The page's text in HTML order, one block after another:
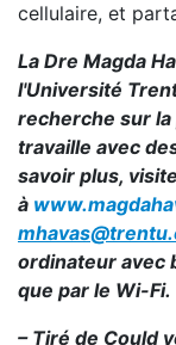
cellulaire, et
La Dre Magda
l'Université
recherche sur
travaille avec
savoir plus,
à
ordinateur avec
que par le Wi-Fi.
– Tiré de Could